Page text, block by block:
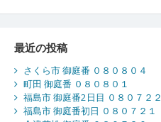
最近の投稿
さくら市 御庭番 ０８０８０４
町田 御庭番 ０８０８０１
福島市 御庭番2日目 ０８０７２２
福島市 御庭番初日 ０８０７２１